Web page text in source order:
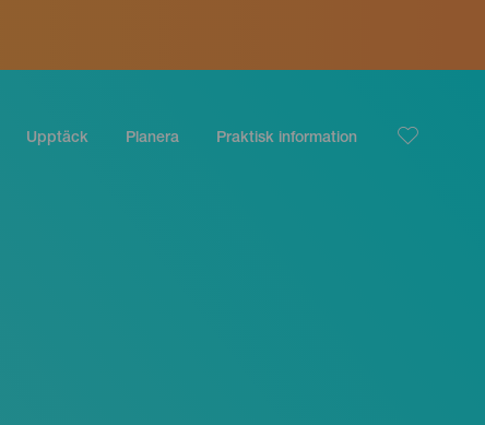
Upptäck Planera Praktisk information